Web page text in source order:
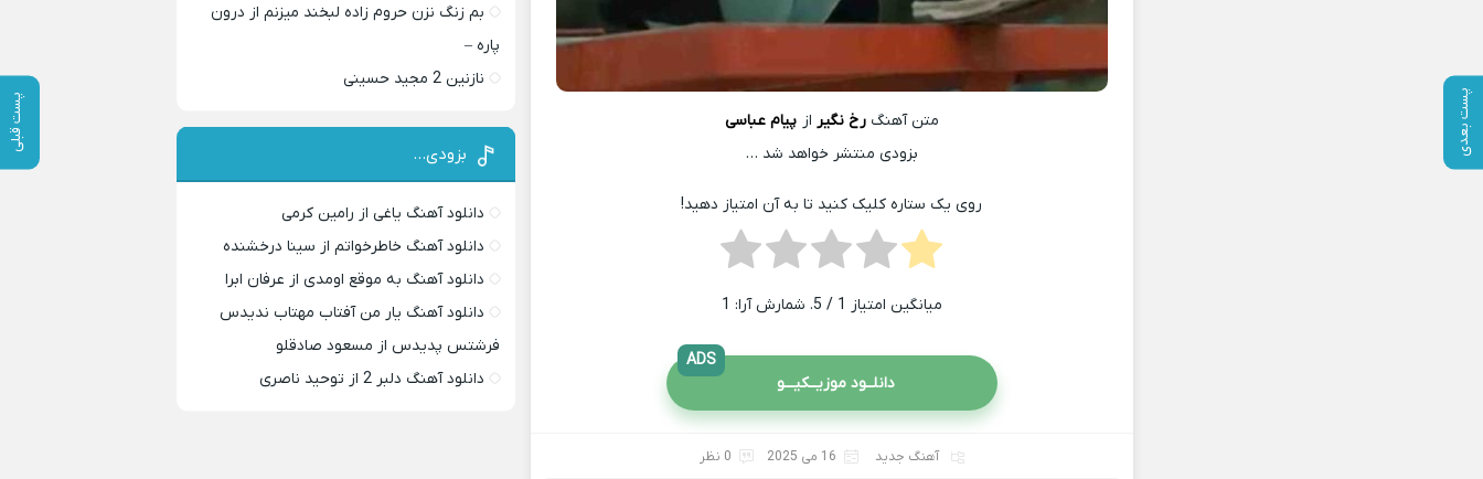
پست بعدی پست قبلی متن آهنگرخ نگیر از پیام عباسی
بزودی منتشر خواهد شد …
روی یک ستاره کلیک کنید تا به آن امتیاز دهید!
میانگین امتیاز 1 / 5. شمارش آرا: 1
دانلــود موزیــکیـــو
ADS
آهنگ جدید 16 می 2025 0 نظر
بم زنگ نزن حروم زاده لبخند میزنم از درون
پاره –
نازنین 2 مجید حسینی
بزودی…
دانلود آهنگ یاغی از رامین کرمی
دانلود آهنگ خاطرخواتم از سینا درخشنده
دانلود آهنگ به موقع اومدی از عرفان ابرا
دانلود آهنگ یار من آفتاب مهتاب ندیدس
فرشتس پدیدس از مسعود صادقلو
دانلود آهنگ دلبر 2 از توحید ناصری